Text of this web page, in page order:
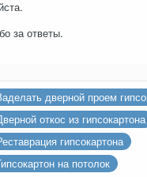
за ответы.
дверной проем
откос из гипсокартона
гипсокартона
на потолок